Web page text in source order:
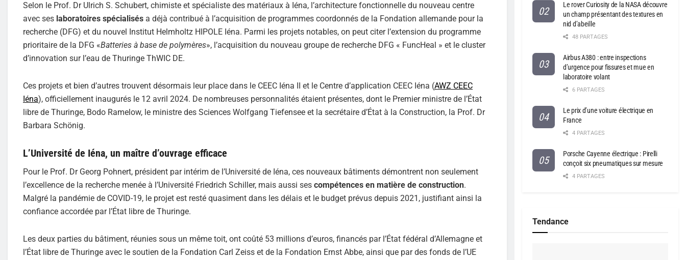
Selon le Prof. Dr Ulrich S. Schubert, chimiste et spécialiste des matériaux à Iéna, l’architecture fonctionnelle du nouveau centre
avec ses laboratoires spécialisés a déjà contribué à l’acquisition de programmes coordonnés de la Fondation allemande pour la
recherche (DFG) et du nouvel Institut Helmholtz HIPOLE Iéna. Parmi les projets notables, on peut citer l’extension du programme
prioritaire de la DFG «Batteries à base de polymères», l’acquisition du nouveau groupe de recherche DFG « FuncHeal » et le cluster
d’innovation sur l’eau de Thuringe ThWIC DE.
Ces projets et bien d’autres trouvent désormais leur place dans le CEEC Iéna II et le Centre d’application CEEC Iéna (AWZ CEEC
Iéna), officiellement inaugurés le 12 avril 2024. De nombreuses personnalités étaient présentes, dont le Premier ministre de l’État
libre de Thuringe, Bodo Ramelow, le ministre des Sciences Wolfgang Tiefensee et la secrétaire d’État à la Construction, la Prof. Dr
Barbara Schönig.
L’Université de Iéna, un maître d’ouvrage efficace
Pour le Prof. Dr Georg Pohnert, président par intérim de l’Université de Iéna, ces nouveaux bâtiments démontrent non seulement
l’excellence de la recherche menée à l’Université Friedrich Schiller, mais aussi ses compétences en matière de construction.
Malgré la pandémie de COVID-19, le projet est resté quasiment dans les délais et le budget prévus depuis 2021, justifiant ainsi la
confiance accordée par l’État libre de Thuringe.
Les deux parties du bâtiment, réunies sous un même toit, ont coûté 53 millions d’euros, financés par l’État fédéral d’Allemagne et
l’État libre de Thuringe avec le soutien de la Fondation Carl Zeiss et de la Fondation Ernst Abbe, ainsi que par des fonds de l’UE
Le rover Curiosity de la NASA découvre
un champ présentant des textures en
nid d’abeille
48 PARTAGES
Airbus A380 : entre inspections
d’urgence pour fissures et mue en
laboratoire volant
6 PARTAGES
Le prix d’une voiture électrique en
France
4 PARTAGES
Porsche Cayenne électrique : Pirelli
conçoit six pneumatiques sur mesure
4 PARTAGES
Tendance